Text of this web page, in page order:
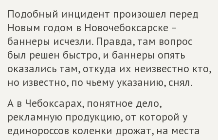
Подобный инцидент произошел перед
Новым годом в Новочебоксарске –
баннеры исчезли. Правда, там вопрос
был решен быстро, и баннеры опять
оказались там, откуда их неизвестно кто,
но известно, по чьему указанию, снял.
А в Чебоксарах, понятное дело,
рекламную продукцию, от которой у
единороссов коленки дрожат, на места